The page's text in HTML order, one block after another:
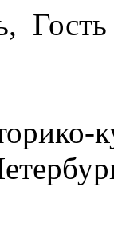
Гость